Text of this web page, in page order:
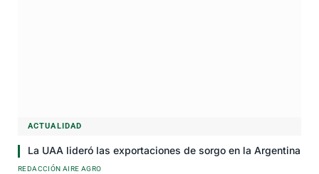
ACTUALIDAD
La UAA lideró las exportaciones de sorgo en la Argentina
REDACCIÓN AIRE AGRO